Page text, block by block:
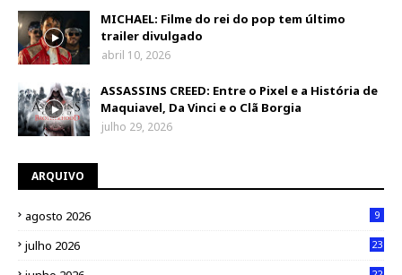
MICHAEL: Filme do rei do pop tem último
trailer divulgado
abril 10, 2026
ASSASSINS CREED: Entre o Pixel e a História de
Maquiavel, Da Vinci e o Clã Borgia
julho 29, 2026
ARQUIVO
agosto 2026 9
julho 2026 23